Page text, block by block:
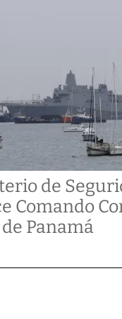
de
Comando
Panamá